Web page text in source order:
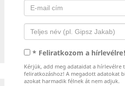
* Feliratkozom a hírlevélre!
Kérjük, add meg adataidat a hírlevélre
feliratkozáshoz! A megadott adatokat
azokat harmadik félnek át nem adjuk.